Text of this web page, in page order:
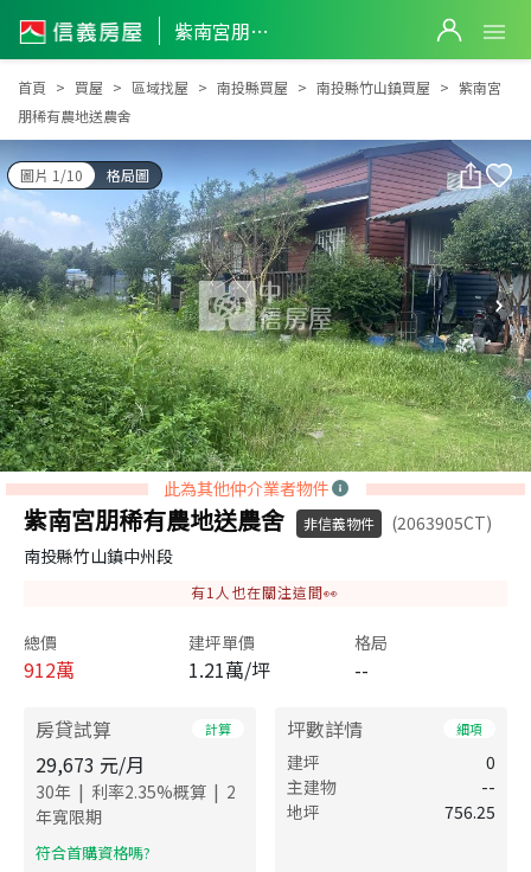
紫南宮朋稀有農地送農舍
紫南宮朋稀有農地送農舍
首頁 買屋 區域找屋 南投縣買屋 南投縣竹山鎮買屋
紫南宮
朋稀有農地送農舍
圖片 1/10 格局圖
此為其他仲介業者物件
紫南宮朋稀有農地送農舍 非信義物件
(2063905CT)
南投縣竹山鎮中州段
有1 人也在關注這間👀
總價
912萬
建坪單價
1.21萬/坪
格局
--
房貸試算 計算
29,673 元/月
30年 | 利率2.35%概算 | 2
年寬限期
​符合首購資格嗎?
坪數詳情 細項
建坪
0
主建物
--
地坪
756.25